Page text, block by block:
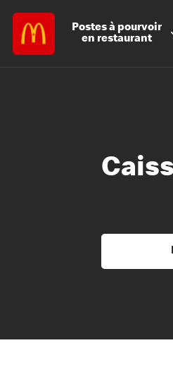
Postes à pourvoir
en restaurant